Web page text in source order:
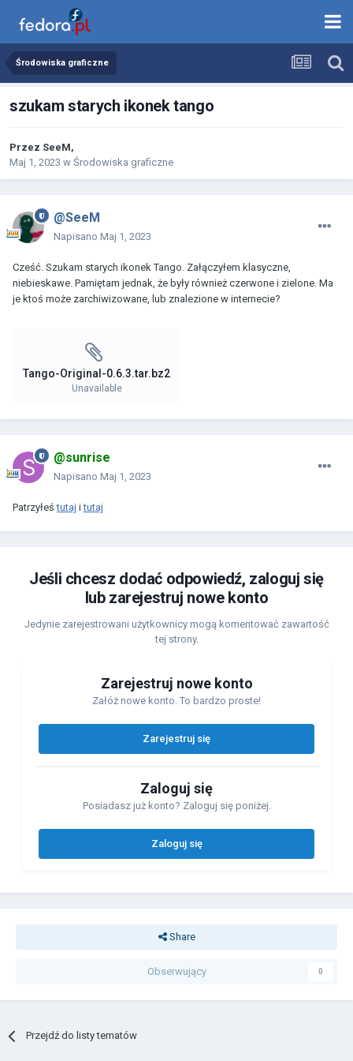
Środowiska graficzne
szukam starych ikonek tango
Przez SeeM,
Maj 1, 2023 w Środowiska graficzne
@SeeM
Napisano Maj 1, 2023
Cześć. Szukam starych ikonek Tango. Załączyłem klasyczne,
niebieskawe. Pamiętam jednak, że były również czerwone i zielone. Ma
je ktoś może zarchiwizowane, lub znalezione w internecie?
Tango-Original-0.6.3.tar.bz2
Unavailable
@sunrise
Napisano Maj 1, 2023
Patrzyłeśtutaj itutaj
Jeśli chcesz dodać odpowiedź, zaloguj się
lub zarejestruj nowe konto
Jedynie zarejestrowani użytkownicy mogą komentować zawartość
tej strony.
Zarejestruj nowe konto
Załóż nowe konto. To bardzo proste!
Zarejestruj się
Zaloguj się
Posiadasz już konto? Zaloguj się poniżej.
Zaloguj się
Share
Obserwujący 0
Przejdź do listy tematów